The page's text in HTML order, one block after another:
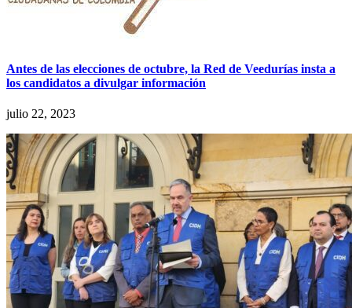
Antes de las elecciones de octubre, la Red de Veedurías insta a
los candidatos a divulgar información
julio 22, 2023